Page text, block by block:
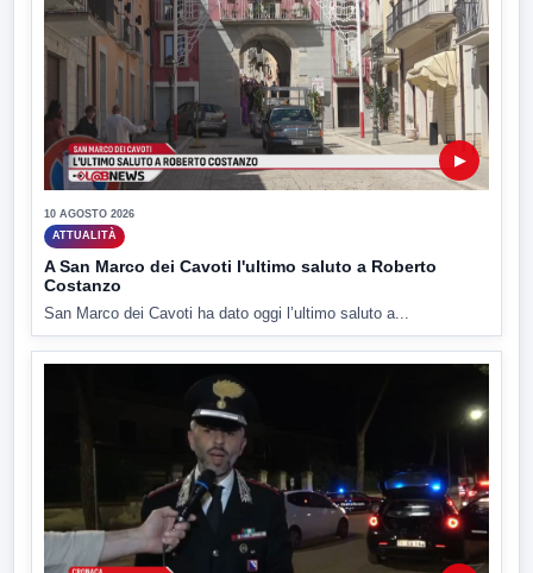
▶
10 AGOSTO 2026
ATTUALITÀ
A San Marco dei Cavoti l'ultimo saluto a Roberto
Costanzo
San Marco dei Cavoti ha dato oggi l’ultimo saluto a...